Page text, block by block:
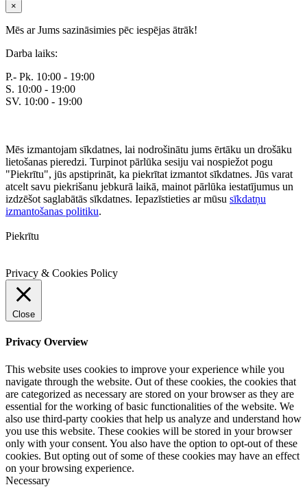
×
Mēs ar Jums sazināsimies pēc iespējas ātrāk!
Darba laiks:
P.- Pk. 10:00 - 19:00
S. 10:00 - 19:00
SV. 10:00 - 19:00
Mēs izmantojam sīkdatnes, lai nodrošinātu jums ērtāku un drošāku
lietošanas pieredzi. Turpinot pārlūka sesiju vai nospiežot pogu
"Piekrītu", jūs apstiprināt, ka piekrītat izmantot sīkdatnes. Jūs varat
atcelt savu piekrišanu jebkurā laikā, mainot pārlūka iestatījumus un
izdzēšot saglabātās sīkdatnes. Iepazīstieties ar mūsu sīkdatņu
izmantošanas politiku.
Piekrītu
Privacy & Cookies Policy
Close
Privacy Overview
This website uses cookies to improve your experience while you
navigate through the website. Out of these cookies, the cookies that
are categorized as necessary are stored on your browser as they are
essential for the working of basic functionalities of the website. We
also use third-party cookies that help us analyze and understand how
you use this website. These cookies will be stored in your browser
only with your consent. You also have the option to opt-out of these
cookies. But opting out of some of these cookies may have an effect
on your browsing experience.
Necessary